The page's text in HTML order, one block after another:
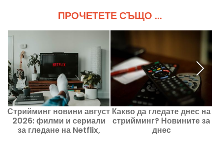
ПРОЧЕТЕТЕ СЪЩО ...
Стрийминг новини август
2026: филми и сериали
за гледане на Netflix,
Какво да гледате днес на
стрийминг? Новините за
днес